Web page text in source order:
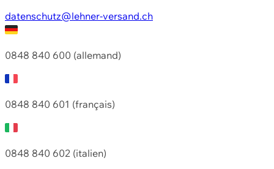
datenschutz@lehner-versand.ch
0848 840 600 (allemand)
0848 840 601 (français)
0848 840 602 (italien)